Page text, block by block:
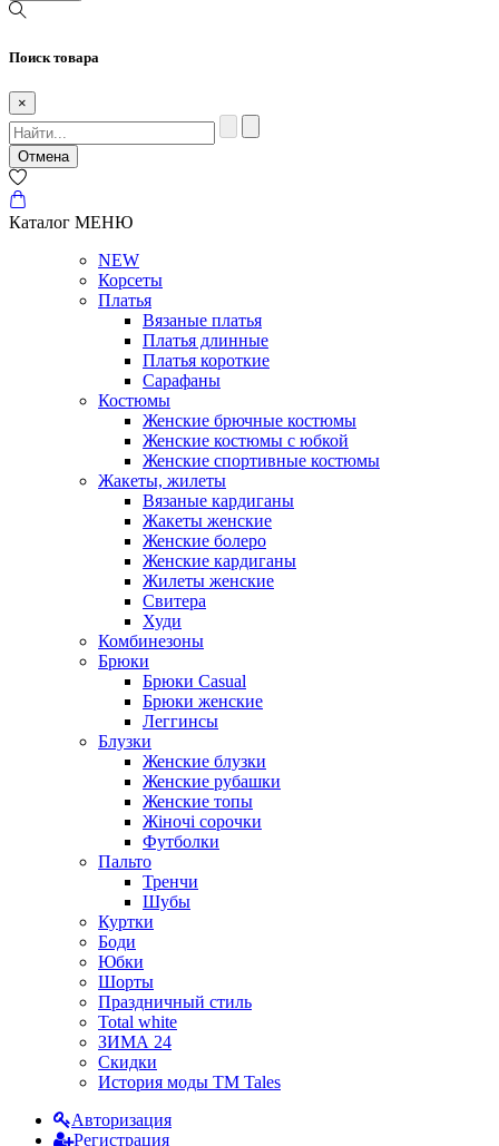
Поиск товара
×
Отмена
Каталог МЕНЮ
NEW
Корсеты
Платья
Вязаные платья
Платья длинные
Платья короткие
Сарафаны
Костюмы
Женские брючные костюмы
Женские костюмы с юбкой
Женские спортивные костюмы
Жакеты, жилеты
Вязаные кардиганы
Жакеты женские
Женские болеро
Женские кардиганы
Жилеты женские
Свитера
Худи
Комбинезоны
Брюки
Брюки Casual
Брюки женские
Леггинсы
Блузки
Женские блузки
Женские рубашки
Женские топы
Жіночі сорочки
Футболки
Пальто
Тренчи
Шубы
Куртки
Боди
Юбки
Шорты
Праздничный стиль
Total white
ЗИМА 24
Скидки
История моды ТМ Tales
Авторизация
Регистрация